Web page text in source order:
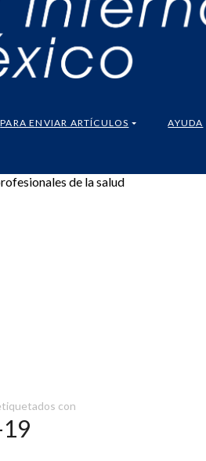
PARA ENVIAR ARTÍCULOS AYUDA
de la salud
con